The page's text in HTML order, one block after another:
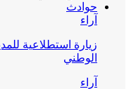
حوادث
آراء
زيارة استطلاعية
الوطني
آراء